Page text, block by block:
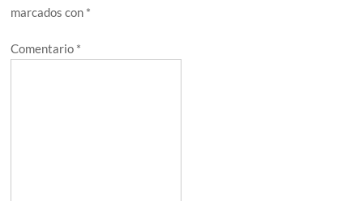
marcados con *
Comentario *